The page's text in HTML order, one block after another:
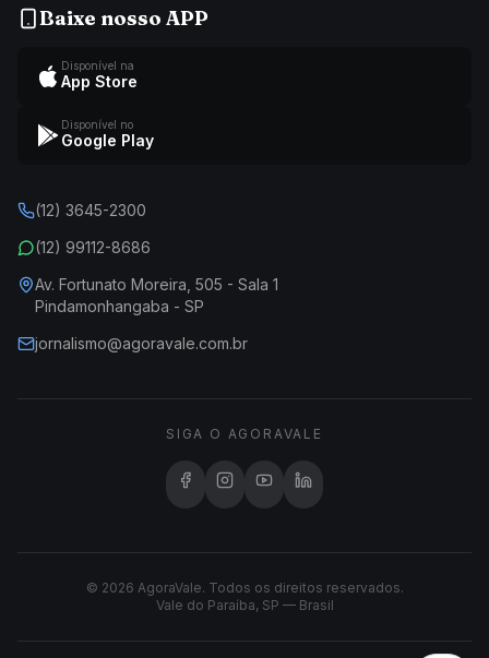
Baixe nosso APP
Disponível na
App Store
Disponível no
Google Play
(12) 3645-2300
(12) 99112-8686
Av. Fortunato Moreira, 505 - Sala 1
Pindamonhangaba - SP
jornalismo@agoravale.com.br
SIGA O AGORAVALE
© 2026 AgoraVale. Todos os direitos reservados.
Vale do Paraíba, SP — Brasil